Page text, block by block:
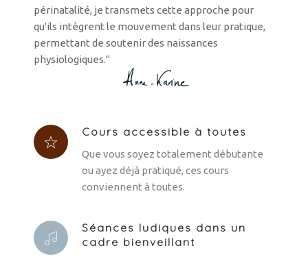
périnatalité, je transmets cette approche pour
qu'ils intègrent le mouvement dans leur pratique,
permettant de soutenir des naissances
physiologiques."
Cours accessible à toutes
Que vous soyez totalement débutante
ou ayez déjà pratiqué, ces cours
conviennent à toutes.
Séances ludiques dans un
cadre bienveillant